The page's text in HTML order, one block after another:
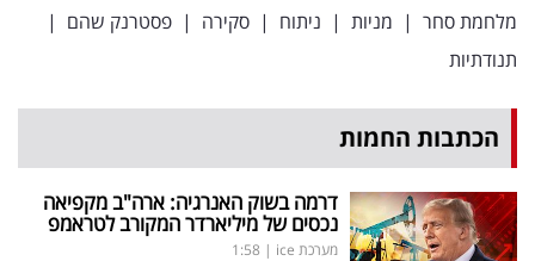
מלחמת סחר | מניות | ניתוח | סקירה | פסטרנק שהם |
תנודתיות
הכתבות החמות
דרמה בשוק האנרגיה: ארה"ב מקפיאה
נכסים של מיליארדר המקורב לטראמפ
מערכת ice |
1:58